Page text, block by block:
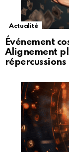
Actualité
Événement
Alignement